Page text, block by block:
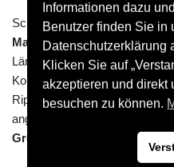
Schwerer Kapuzen Sweater
Material:300g/m², 65%
Länger geschnitten, gefütterte
Kordel, Halbmond im Nacken,
Rippstrickbündchen an Ärmel
angeraut, neutrales
Größen:
Informationen dazu
Benutzer finden Sie in
Datenschutzerklärung
Klicken Sie auf
akzeptieren und direkt
besuchen zu können.